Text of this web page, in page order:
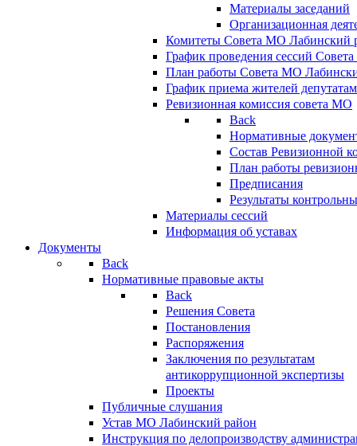
Материалы заседаний
Организационная
Комитеты Совета МО Лабинский
График проведения сессий
План работы Совета МО
График приема жителей
Ревизионная комиссия совета МО
Back
Нормативные
Состав Ревизионной
План работы
Предписания
Результаты
Материалы сессий
Информация об уставах
Документы
Back
Нормативные правовые акты
Back
Решения Совета
Постановления
Распоряжения
Заключения по результатам
антикоррупционной экспертизы
Проекты
Публичные слушания
Устав МО Лабинский район
Инструкция по делопроизводству